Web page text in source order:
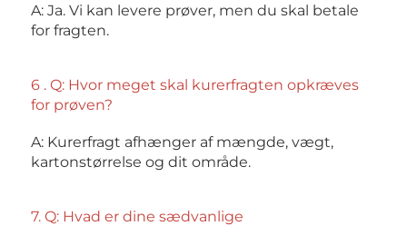
A: Ja. Vi kan levere prøver, men du skal betale
for fragten.
6 . Q: Hvor meget skal kurerfragten opkræves
for prøven?
A: Kurerfragt afhænger af mængde, vægt,
kartonstørrelse og dit område.
7. Q: Hvad er dine sædvanlige